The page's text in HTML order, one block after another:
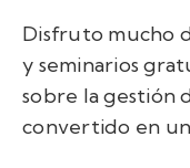
Disfruto mucho
y seminarios
sobre la gestión
convertido en